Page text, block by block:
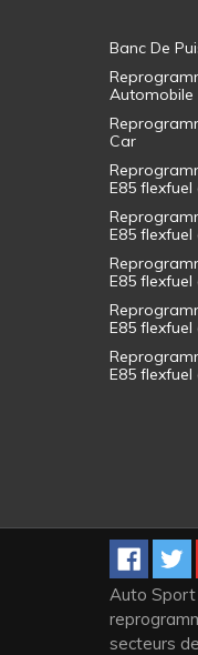
Banc De
Automobile
Car
E85
E85
E85
E85
E85
Auto
secteurs